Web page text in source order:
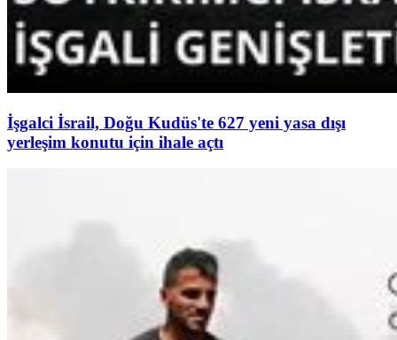
İşgalci İsrail, Doğu Kudüs'te 627 yeni yasa dışı
yerleşim konutu için ihale açtı